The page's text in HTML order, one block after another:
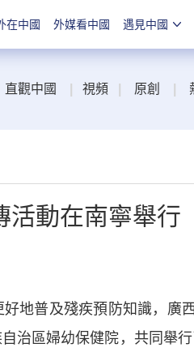
在中國 外媒看中國 遇見中國
直觀中國 視頻 原創
活動在南寧舉行
地普及殘疾預防知識，廣
治區婦幼保健院，共同舉行